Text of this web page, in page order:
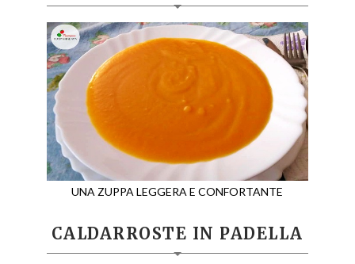
UNA ZUPPA LEGGERA E CONFORTANTE
CALDARROSTE IN PADELLA